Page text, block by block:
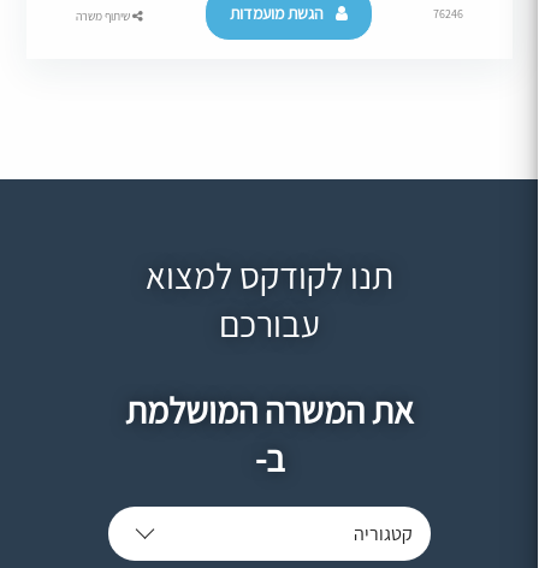
76246 הגשת מועמדות שיתוף משרה
תנו לקודקס למצוא
עבורכם
את המשרה המושלמת
ב-
קטגוריה